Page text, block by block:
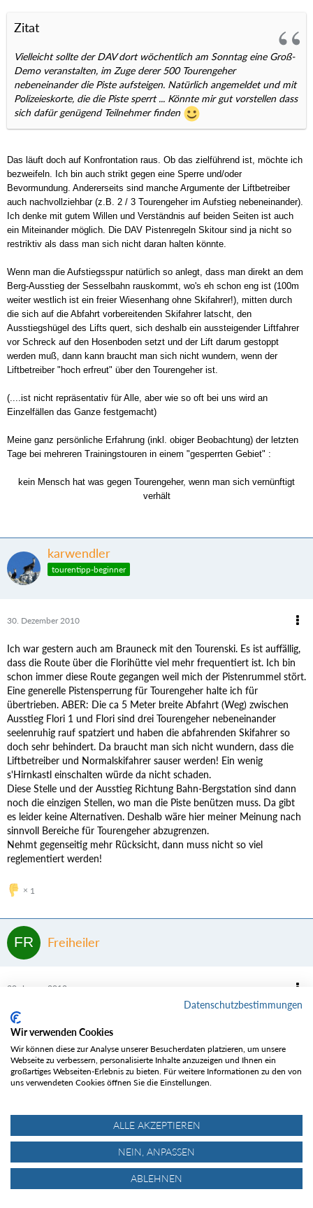
Zitat
Vielleicht sollte der DAV dort wöchentlich am Sonntag eine Groß-
Demo veranstalten, im Zuge derer 500 Tourengeher
nebeneinander die Piste aufsteigen. Natürlich angemeldet und mit
Polizeieskorte, die die Piste sperrt ... Könnte mir gut vorstellen dass
sich dafür genügend Teilnehmer finden
Das läuft doch auf Konfrontation raus. Ob das zielführend ist, möchte ich
bezweifeln. Ich bin auch strikt gegen eine Sperre und/oder
Bevormundung. Andererseits sind manche Argumente der Liftbetreiber
auch nachvollziehbar (z.B. 2 / 3 Tourengeher im Aufstieg nebeneinander).
Ich denke mit gutem Willen und Verständnis auf beiden Seiten ist auch
ein Miteinander möglich. Die DAV Pistenregeln Skitour sind ja nicht so
restriktiv als dass man sich nicht daran halten könnte.
Wenn man die Aufstiegsspur natürlich so anlegt, dass man direkt an dem
Berg-Ausstieg der Sesselbahn rauskommt, wo's eh schon eng ist (100m
weiter westlich ist ein freier Wiesenhang ohne Skifahrer!), mitten durch
die sich auf die Abfahrt vorbereitenden Skifahrer latscht, den
Ausstiegshügel des Lifts quert, sich deshalb ein aussteigender Liftfahrer
vor Schreck auf den Hosenboden setzt und der Lift darum gestoppt
werden muß, dann kann braucht man sich nicht wundern, wenn der
Liftbetreiber "hoch erfreut" über den Tourengeher ist.
(....ist nicht repräsentativ für Alle, aber wie so oft bei uns wird an
Einzelfällen das Ganze festgemacht)
Meine ganz persönliche Erfahrung (inkl. obiger Beobachtung) der letzten
Tage bei mehreren Trainingstouren in einem "gesperrten Gebiet" :
kein Mensch hat was gegen Tourengeher, wenn man sich vernünftigt
verhält
karwendler
tourentipp-beginner
30. Dezember 2010
Ich war gestern auch am Brauneck mit den Tourenski. Es ist auffällig,
dass die Route über die Florihütte viel mehr frequentiert ist. Ich bin
schon immer diese Route gegangen weil mich der Pistenrummel stört.
Eine generelle Pistensperrung für Tourengeher halte ich für
übertrieben. ABER: Die ca 5 Meter breite Abfahrt (Weg) zwischen
Ausstieg Flori 1 und Flori sind drei Tourengeher nebeneinander
seelenruhig rauf spatziert und haben die abfahrenden Skifahrer so
doch sehr behindert. Da braucht man sich nicht wundern, dass die
Liftbetreiber und Normalskifahrer sauser werden! Ein wenig
s'Hirnkastl einschalten würde da nicht schaden.
Diese Stelle und der Ausstieg Richtung Bahn-Bergstation sind dann
noch die einzigen Stellen, wo man die Piste benützen muss. Da gibt
es leider keine Alternativen. Deshalb wäre hier meiner Meinung nach
sinnvoll Bereiche für Tourengeher abzugrenzen.
Nehmt gegenseitig mehr Rücksicht, dann muss nicht so viel
reglementiert werden!
1
Freiheiler
30. Januar 2012
Hallo,
die Garmischer Skitourensportler setzen sich aktiv für das freie Recht
zur Betretung der Freien Natur ein.
Auf unserer Jahreshauptversammlung am 11.01.12 wurden unter
Skigebiet zu veranstalten.
Die Demo richtet sich gegen die eigenmächtige, der Bayerischen
Verfassung und dem Bayerischen Naturschutzgesetz
zuwiderhandelnde Sperrung der freien Natur im Classic Skigebiet für
Tourengeher durch die Zugspitzbahn.
Datenschutzbestimmungen
Wir verwenden Cookies
Wir können diese zur Analyse unserer Besucherdaten platzieren, um unsere
Webseite zu verbessern, personalisierte Inhalte anzuzeigen und Ihnen ein
großartiges Webseiten-Erlebnis zu bieten. Für weitere Informationen zu den von
uns verwendeten Cookies öffnen Sie die Einstellungen.
ALLE AKZEPTIEREN
NEIN, ANPASSEN
ABLEHNEN